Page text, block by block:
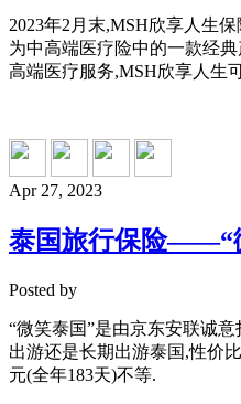
2023年2月末,MSH欣享人生
为中高端医疗险中的一款经
高端医疗服务,MSH欣享人生
Apr 27, 2023
泰国旅行保险——“
Posted by
“微笑泰国”是由京东安联诚
出游还是长期出游泰国,性价
元(全年183天)不等.